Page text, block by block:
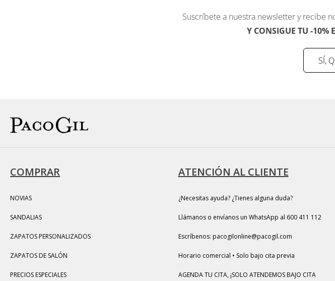
Suscríbete a nuestra newsletter y recibe
Y CONSIGUE TU -10%
SÍ,
COMPRAR
NOVIAS
SANDALIAS
ZAPATOS PERSONALIZADOS
ZAPATOS DE SALÓN
PRECIOS ESPECIALES
ATENCIÓN AL CLIENTE
¿Necesitas ayuda? ¿Tienes alguna duda?
Llámanos o envíanos un WhatsApp al 600 411 112
Escríbenos: pacogilonline@pacogil.com
Horario comercial • Solo bajo cita previa
AGENDA TU CITA, ¡SOLO ATENDEMOS BAJO CITA